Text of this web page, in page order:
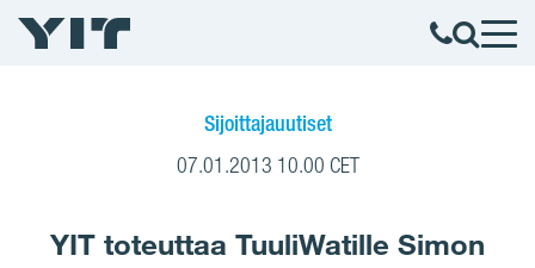
Sijoittajauutiset
07.01.2013 10.00 CET
YIT toteuttaa TuuliWatille Simon